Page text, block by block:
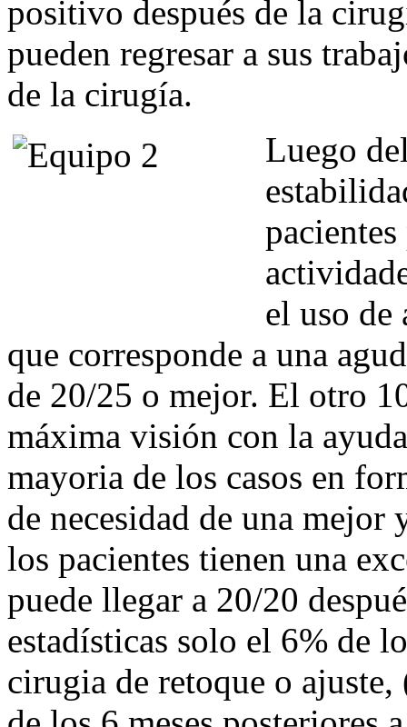
positivo después de la
pueden regresar a sus
de la cirugía.
Luego
el uso
que corresponde a una
de 20/25 o mejor. El otro
máxima visión con la
mayoria de los casos en
de necesidad de una
los pacientes tienen una
puede llegar a 20/20
estadísticas solo el 6% de
cirugia de retoque o ajuste,